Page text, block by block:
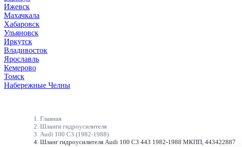
Ижевск
Махачкала
Хабаровск
Ульяновск
Иркутск
Владивосток
Ярославль
Кемерово
Томск
Набережные Челны
Главная
Шланги гидроусилителя
Audi 100 С3 (1982-1988)
Шланг гидроусилителя Audi 100 C3 443 1982-1988 МКПП, 443422887